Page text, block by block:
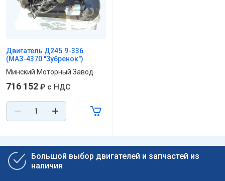
Двигатель Д245.9-336
(МАЗ-4370 "Зубренок")
Минский Моторный Завод
716 152 ₽ с НДС
Большой выбор двигателей и запчастей из
наличия